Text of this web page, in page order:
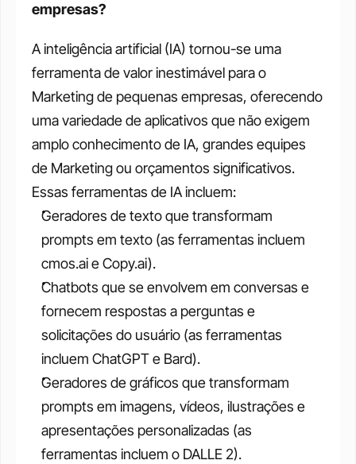
empresas?
A inteligência artificial (IA) tornou-se uma
ferramenta de valor inestimável para o
Marketing de pequenas empresas, oferecendo
uma variedade de aplicativos que não exigem
amplo conhecimento de IA, grandes equipes
de Marketing ou orçamentos significativos.
Essas ferramentas de IA incluem:
Geradores de texto que transformam
prompts em texto (as ferramentas incluem
cmos.ai e Copy.ai).
Chatbots que se envolvem em conversas e
fornecem respostas a perguntas e
solicitações do usuário (as ferramentas
incluem ChatGPT e Bard).
Geradores de gráficos que transformam
prompts em imagens, vídeos, ilustrações e
apresentações personalizadas (as
ferramentas incluem o DALLE 2).